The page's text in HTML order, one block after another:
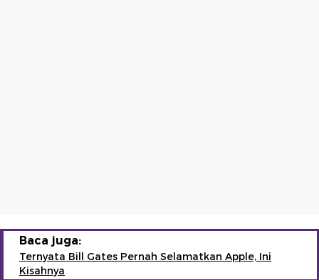
Baca juga:
Ternyata Bill Gates Pernah Selamatkan Apple, Ini
Kisahnya